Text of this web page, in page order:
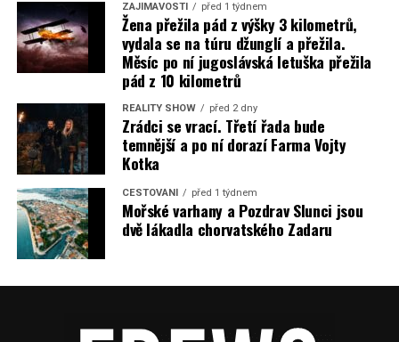
ZAJÍMAVOSTI před 1 týdnem
Žena přežila pád z výšky 3 kilometrů,
vydala se na túru džunglí a přežila.
Měsíc po ní jugoslávská letuška přežila
pád z 10 kilometrů
REALITY SHOW před 2 dny
Zrádci se vrací. Třetí řada bude
temnější a po ní dorazí Farma Vojty
Kotka
CESTOVÁNÍ před 1 týdnem
Mořské varhany a Pozdrav Slunci jsou
dvě lákadla chorvatského Zadaru